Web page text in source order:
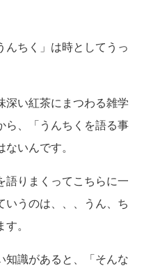
んちく」は時としてうっ
深い紅茶にまつわる雑学
ら、「うんちくを語る事
いんです。
語りまくってこちらに一
いうのは、、、うん、ち
。
知識があると、「そんな